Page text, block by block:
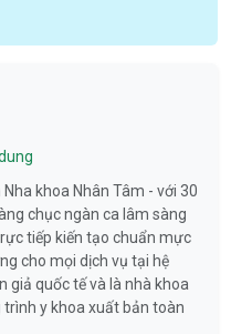
khoa Nhân Tâm - với 30
chục ngàn ca lâm sàng
tiếp kiến tạo chuẩn mực
cho mọi dịch vụ tại hệ
giả quốc tế và là nhà khoa
trình y khoa xuất bản toàn